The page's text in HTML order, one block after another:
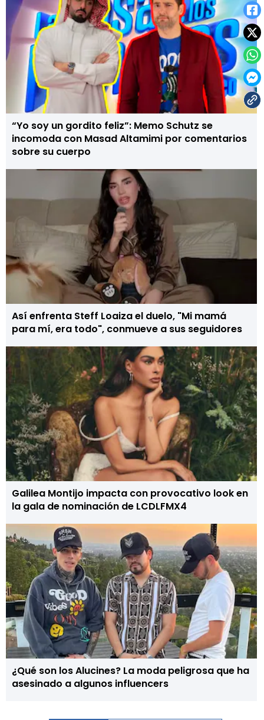
“Yo soy un gordito feliz”: Memo Schutz se
incomoda con Masad Altamimi por comentarios
sobre su cuerpo
Así enfrenta Steff Loaiza el duelo, "Mi mamá
para mí, era todo", conmueve a sus seguidores
Galilea Montijo impacta con provocativo look en
la gala de nominación de LCDLFMX4
¿Qué son los Alucines? La moda peligrosa que ha
asesinado a algunos influencers